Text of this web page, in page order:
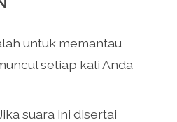
untuk memantau
setiap kali Anda
suara ini disertai